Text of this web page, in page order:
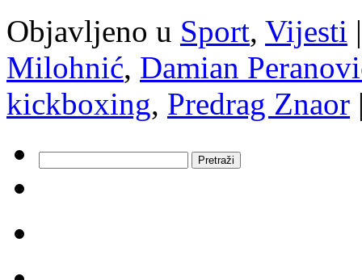
Objavljeno u Sport, Vijesti |
Milohnić, Damian
kickboxing, Predrag Znaor